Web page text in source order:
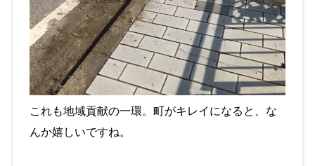
これも地域貢献の一環。町がキレイになると、な
んか嬉しいですね。